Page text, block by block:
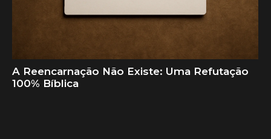
A Reencarnação Não Existe: Uma Refutação
100% Bíblica